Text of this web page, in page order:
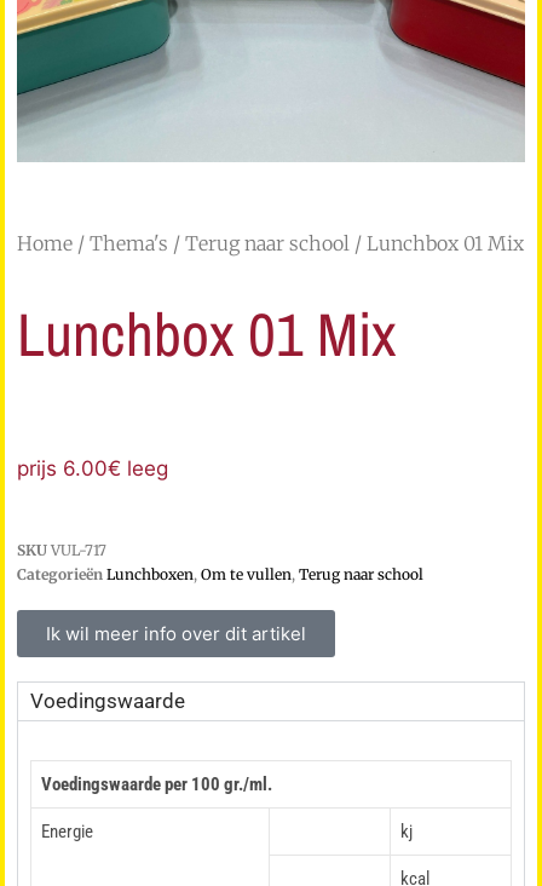
Home / Thema's / Terug naar school / Lunchbox 01 Mix
Lunchbox 01 Mix
prijs 6.00€ leeg
SKU VUL-717
Categorieën Lunchboxen, Om te vullen, Terug naar school
Ik wil meer info over dit artikel
Voedingswaarde
Voedingswaarde per 100 gr./ml.
Energie kj
kcal